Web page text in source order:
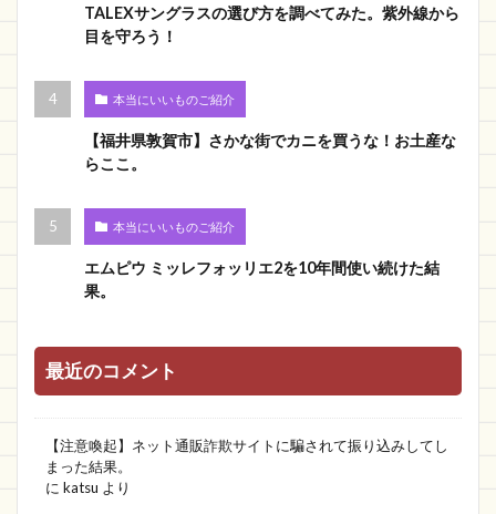
TALEXサングラスの選び方を調べてみた。紫外線から
目を守ろう！
本当にいいものご紹介
【福井県敦賀市】さかな街でカニを買うな！お土産な
らここ。
本当にいいものご紹介
エムピウ ミッレフォッリエ2を10年間使い続けた結
果。
最近のコメント
【注意喚起】ネット通販詐欺サイトに騙されて振り込みしてし
まった結果。
に katsu より